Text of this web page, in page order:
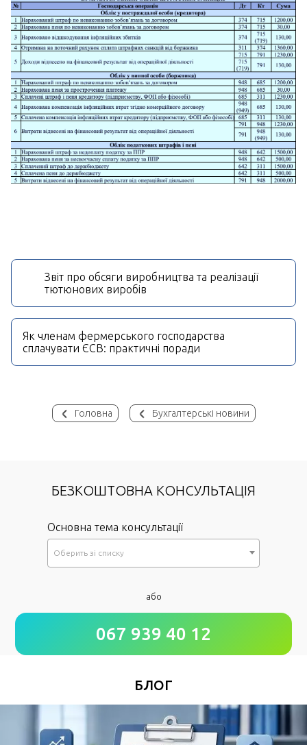
Головна Бухгалтерські новини
Звіт про обсяги виробництва та реалізації
тютюнових виробів
Як членам фермерського господарства
сплачувати ЄСВ: практичні поради
БЕЗКОШТОВНА КОНСУЛЬТАЦІЯ
Основна тема консультації
Оберить зi списку
Як до Вас звертатися?
Зручний час для дзвінка
або
067 939 40 12
БЛОГ